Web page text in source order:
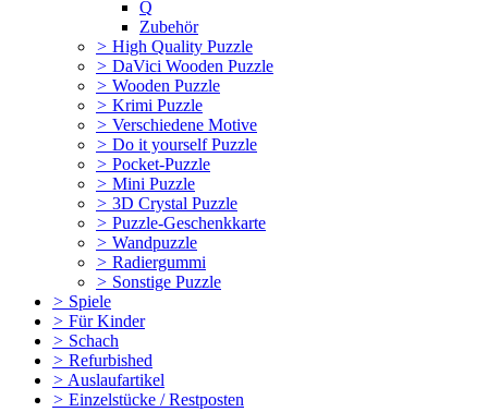
Q
Zubehör
> High Quality Puzzle
> DaVici Wooden Puzzle
> Wooden Puzzle
> Krimi Puzzle
> Verschiedene Motive
> Do it yourself Puzzle
> Pocket-Puzzle
> Mini Puzzle
> 3D Crystal Puzzle
> Puzzle-Geschenkkarte
> Wandpuzzle
> Radiergummi
> Sonstige Puzzle
> Spiele
> Für Kinder
> Schach
> Refurbished
> Auslaufartikel
> Einzelstücke / Restposten